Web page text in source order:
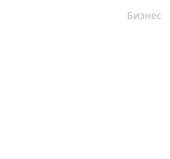
Бизнес